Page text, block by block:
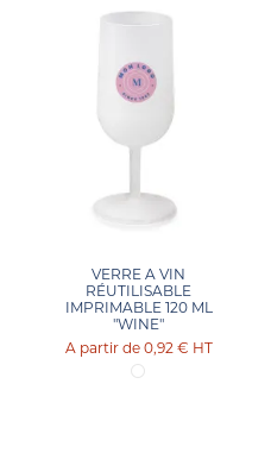
VERRE A VIN
RÉUTILISABLE
IMPRIMABLE 120 ML
"WINE"
0,92 € HT